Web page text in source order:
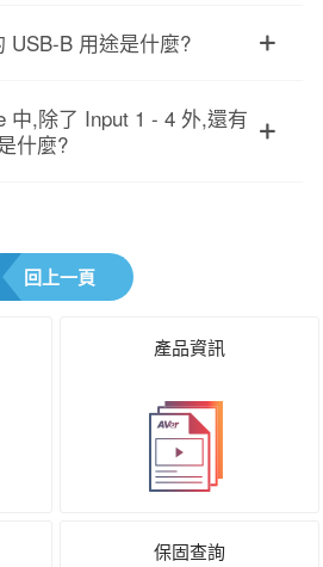
USB-B 用途是什麼?
中,除了 Input 1 - 4 外,還有
什麼?
回上一頁
產品資訊
保固查詢